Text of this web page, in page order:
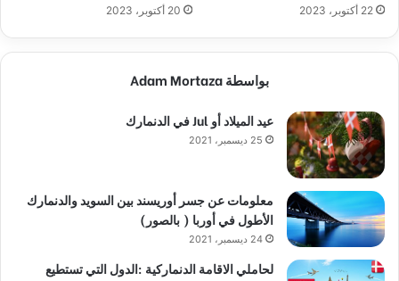
22 أكتوبر، 2023 20 أكتوبر، 2023
بواسطة Adam Mortaza
عيد الميلاد أو Jul في الدنمارك
25 ديسمبر، 2021
معلومات عن جسر أوريسند بين السويد والدنمارك
الأطول في أوربا ( بالصور)
24 ديسمبر، 2021
لحاملي الاقامة الدنماركية :الدول التي تستطيع